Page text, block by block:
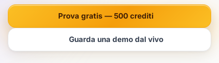
Prova gratis — 500 crediti
Guarda una demo dal vivo